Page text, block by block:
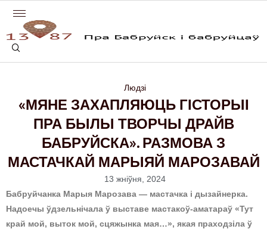
Людзі
«МЯНЕ ЗАХАПЛЯЮЦЬ ГІСТОРЫІ
ПРА БЫЛЫ ТВОРЧЫ ДРАЙВ
БАБРУЙСКА». РАЗМОВА З
МАСТАЧКАЙ МАРЫЯЙ МАРОЗАВАЙ
13 жніўня, 2024
Бабруйчанка Марыя Марозава — мастачка і дызайнерка.
Надоечы ўдзельнічала ў выставе мастакоў-аматараў «Тут
край мой, выток мой, сцяжынка мая…», якая праходзіла ў